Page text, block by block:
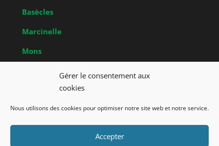
Gérer le consentement aux
cookies
Nous utilisons des cookies pour optimiser notre site web et notre service.
Accepter
Basècles
Marcinelle
Mons
Obrecheuil
Brabant Wallon
Nivelles